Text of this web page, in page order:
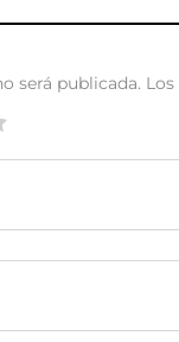
será publicada.